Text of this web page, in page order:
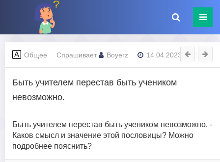
Общее Спрашивает Boyerz 14.04.2023 - 17:06
Быть учителем перестав быть учеником
невозможно.
Быть учителем перестав быть учеником невозможно. -
Каков смысл и значение этой пословицы? Можно
подробнее пояснить?